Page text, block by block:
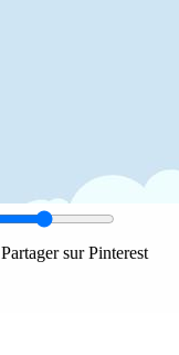
Partager sur Pinterest